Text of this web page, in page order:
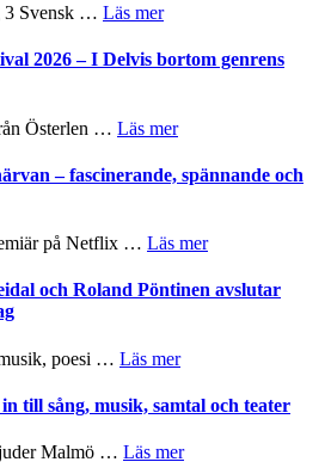
Fox
Mulder
Dana
Scully
filmprogram
Kulturs
3 Svensk … Läs merom
Det
grönaste
en
och
kompott
2026 – I Delvis bortom genrens
Österlen … Läs merom
Sweden
Jazz
–
I
Delvis
vidsträckta
– fascinerande, spännande och
på Netflix … Läs merom
Trustorhärvan
mycket
och Roland Pöntinen avslutar
poesi … Läs merom
Endre,
till sång, musik, samtal och teater
Malmö … Läs merom